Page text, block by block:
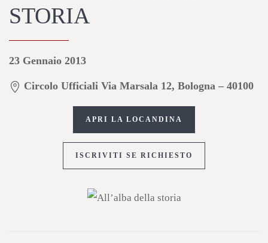
STORIA
23 Gennaio 2013
Circolo Ufficiali Via Marsala 12, Bologna – 40100
APRI LA LOCANDINA
ISCRIVITI SE RICHIESTO